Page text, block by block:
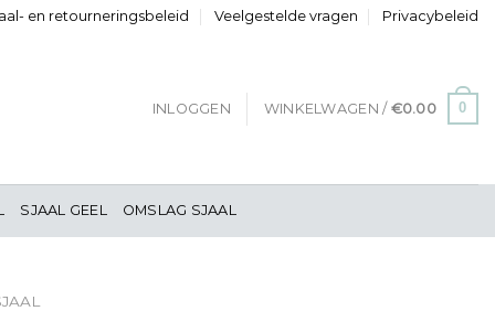
en retourneringsbeleid Veelgestelde vragen Privacybeleid
INLOGGEN WINKELWAGEN / €0.00 0
SJAAL GEEL OMSLAG SJAAL